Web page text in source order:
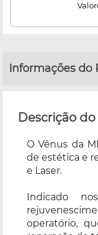
Informações do
Descrição
O Vênus da
de estética e
e Laser.
Indicado
operatório,